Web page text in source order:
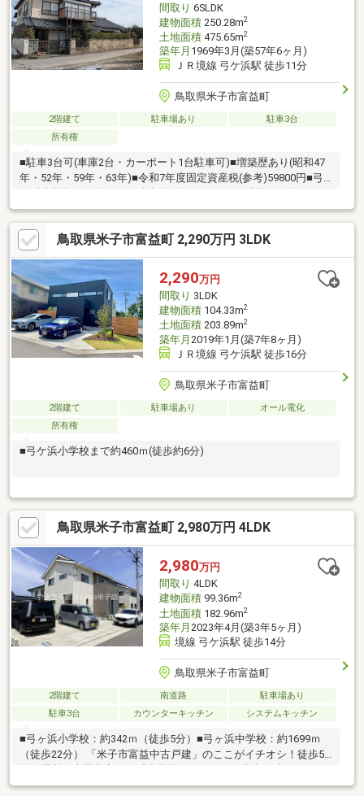
間取り 6SLDK
建物面積250.28m2
土地面積475.65m2
築年月 1969年3月(築57年6ヶ月)
ＪＲ境線 弓ケ浜駅 徒歩11分
鳥取県米子市富益町
2階建て 駐車場あり
駐車3台
所有権
■駐車3台可(車庫2台・カーポート1台駐車可)■増築歴あり(昭和47
年・52年・59年・63年)■令和7年度固定資産税(参考)59800円■弓
ｍ、徒歩約11分！
鳥取県米子市富益町 2,290万円 3LDK
2,290万円
間取り 3LDK
建物面積104.33m2
土地面積203.89m2
築年月 2019年1月(築7年8ヶ月)
ＪＲ境線 弓ケ浜駅 徒歩16分
鳥取県米子市富益町
2階建て 駐車場あり
オール電化
所有権
■弓ケ浜小学校まで約460ｍ(徒歩約6分)
鳥取県米子市富益町 2,980万円 4LDK
2,980万円
間取り 4LDK
建物面積99.36m2
土地面積182.96m2
築年月 2023年4月(築3年5ヶ月)
境線 弓ケ浜駅 徒歩14分
鳥取県米子市富益町
2階建て 南道路
駐車場あり
駐車3台
カウンターキッチン システムキッチン
■弓ヶ浜小学校：約342ｍ（徒歩5分）■弓ヶ浜中学校：約1699ｍ
（徒歩22分） 「米子市富益中古戸建」のここがイチオシ！徒歩5
ら、室内はとて